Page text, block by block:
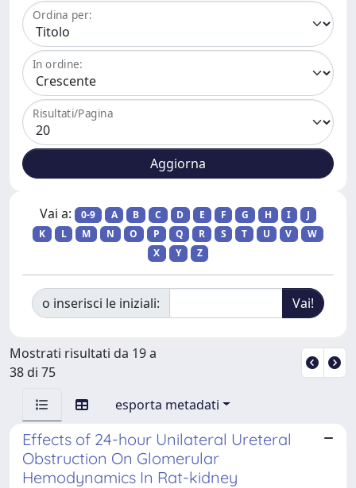
Ordina per:
In ordine:
Risultati/Pagina
Vai a: 0-9 A B C D E F G H I
J
K
L M N O P Q R S T U V
W
X
Y Z
o inserisci le iniziali:
Mostrati risultati da 19 a
38 di 75
esporta metadati
Effects of 24-hour Unilateral Ureteral
Obstruction On Glomerular
Hemodynamics In Rat-kidney